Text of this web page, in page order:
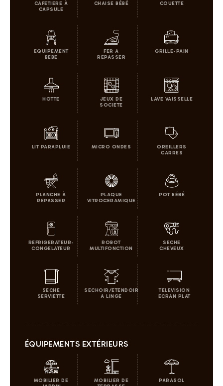
CAFETIERE À
CAPSULE
CHAISE BÉBÉ COUETTE
EQUIPEMENT
BEBE
FER A
REPASSER
GRILLE-PAIN
HOTTE
JEUX DE
SOCIETE
LAVE VAISSELLE
LIT PARAPLUIE MICRO ONDES
OREILLERS
CARRES
PLANCHE À
REPASSER
PLAQUE
VITROCERAMIQUE
POT BÉBÉ
REFRIGERATEUR-
CONGELATEUR
ROBOT
MULTIFONCTION
SECHE
CHEVEUX
SECHE
SERVIETTE
SECHOIR/ETENDOIR
A LINGE
TELEVISION
ECRAN PLAT
ÉQUIPEMENTS EXTÉRIEURS
MOBILIER DE
MOBILIER DE
PARASOL